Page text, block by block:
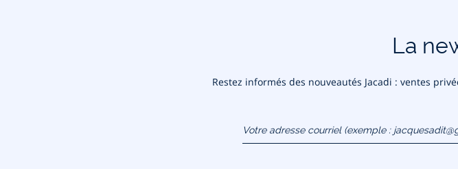
La
Restez informés des nouveautés Jacadi : ventes
(exemple :
jacquesadit@gmail.com)